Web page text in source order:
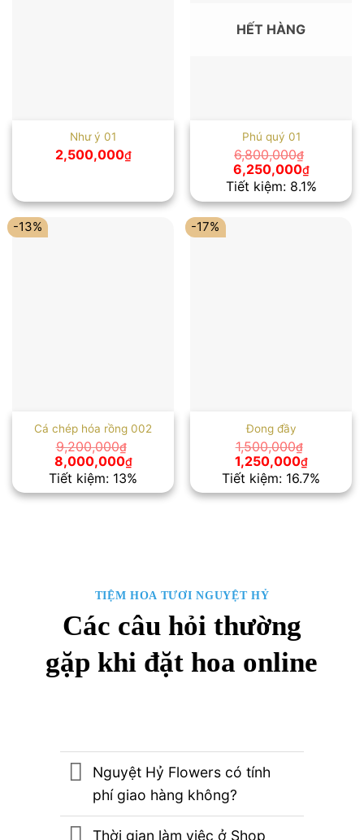
Như ý 01
2,500,000₫
HẾT HÀNG
Phú quý 01
6,800,000₫
Giá
gốc
là:
6,800,000₫.
6,250,000₫Giá
hiện
tại
là:
Tiết kiệm: 8.1%
-13%
Cá chép hóa rồng 002
9,200,000₫
Giá
gốc
là:
9,200,000₫.
8,000,000₫Giá
hiện
tại
là:
Tiết kiệm: 13%
-17%
Đong đầy
1,500,000₫
Giá
gốc
là:
1,500,000₫.
1,250,000₫Giá
hiện
tại
là:
Tiết kiệm: 16.7%
TIỆM HOA TƯƠI NGUYỆT HỶ
Các câu hỏi thường
gặp khi đặt hoa online
Nguyệt Hỷ Flowers có tính
phí giao hàng không?
Thời gian làm việc ở Shop